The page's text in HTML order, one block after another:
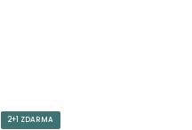
2+1 ZDARMA